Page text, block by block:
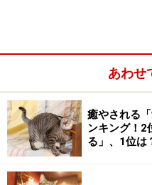
あわせ
癒やされる
ンキング！2
る」、1位は